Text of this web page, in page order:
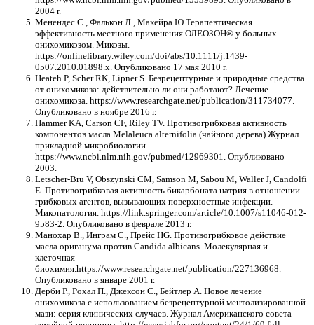
2004 г.
Менендес С., Фалькон Л., Макейра Ю.Терапевтическая
эффективность местного применения ОЛЕОЗОН® у больных
онихомикозом. Микозы.
https://onlinelibrary.wiley.com/doi/abs/10.1111/j.1439-
0507.2010.01898.x. Опубликовано 17 мая 2010 г.
Heateh P, Scher RK, Lipner S. Безрецептурные и природные средства
от онихомикоза: действительно ли они работают? Лечение
онихомикоза. https://www.researchgate.net/publication/311734077.
Опубликовано в ноябре 2016 г.
Hammer KA, Carson CF, Riley TV. Противогрибковая активность
компонентов масла Melaleuca alternifolia (чайного дерева).Журнал
прикладной микробиологии.
https://www.ncbi.nlm.nih.gov/pubmed/12969301. Опубликовано
2003.
Letscher-Bru V, Obszynski CM, Samson M, Sabou M, Waller J, Candolfi
E. Противогрибковая активность бикарбоната натрия в отношении
грибковых агентов, вызывающих поверхностные инфекции.
Микопатология. https://link.springer.com/article/10.1007/s11046-012-
9583-2. Опубликовано в феврале 2013 г.
Манохар В., Инграм С., Прейс HG. Противогрибковое действие
масла ориганума против Candida albicans. Молекулярная и
клеточная
биохимия.https://www.researchgate.net/publication/227136968.
Опубликовано в январе 2001 г.
Дерби Р., Рохал П., Джексон С., Бейтлер А. Новое лечение
онихомикоза с использованием безрецептурной ментолизированной
мази: серия клинических случаев. Журнал Американского совета